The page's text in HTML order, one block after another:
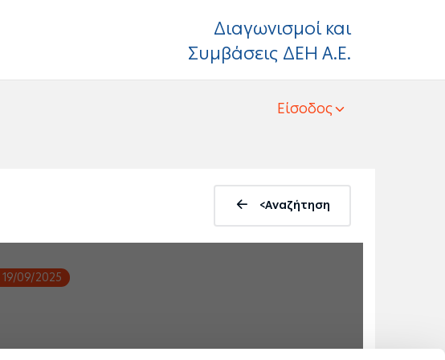
Διαγωνισμοί και
Συμβάσεις ΔΕΗ Α.Ε.
Είσοδος
<Αναζήτηση
19/09/2025